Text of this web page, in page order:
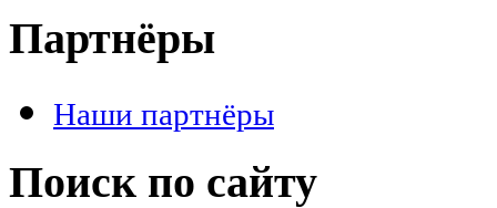
Партнёры
Наши партнёры
Поиск по сайту